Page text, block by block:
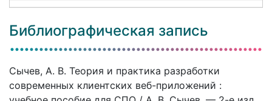
Библиографическая запись
Сычев, А. В. Теория и практика разработки
современных клиентских веб-приложений :